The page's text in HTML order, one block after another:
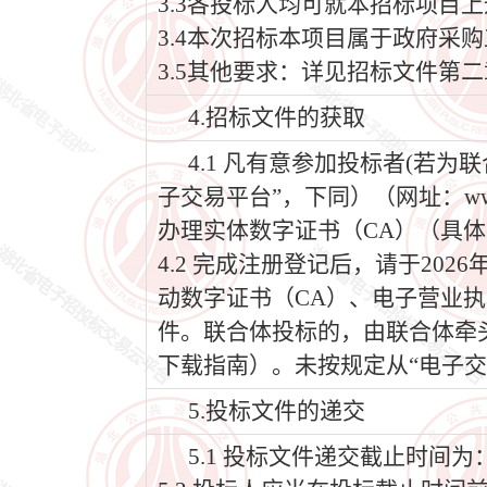
3.4本次招标本项目属于政府采
3.5其他要求：详见招标文件第
4.招标文件的获取
4.1 凡有意参加投标者(若为
子交易平台”，下同）（网址：
办理实体数字证书（CA）（具
4.2 完成注册登记后，请于2026
动数字证书（CA）、电子营业
件。联合体投标的，由联合体
下载指南）。未按规定从“电子
5.投标文件的递交
5.1 投标文件递交截止时间为